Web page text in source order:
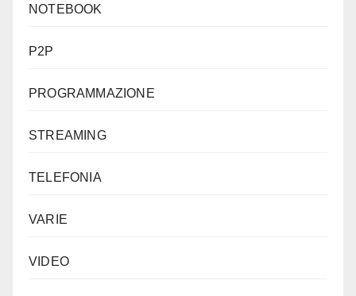
NOTEBOOK
P2P
PROGRAMMAZIONE
STREAMING
TELEFONIA
VARIE
VIDEO